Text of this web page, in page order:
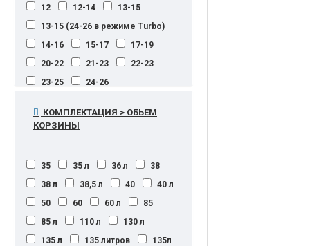
12
12-14
13-15
13-15 (24-26 в режиме Turbo)
14-16
15-17
17-19
20-22
21-23
22-23
23-25
24-26
25-27
26-28
27-29
КОМПЛЕКТАЦИЯ > ОБЬЕМ
КОРЗИНЫ
35 35 л 36 л
38
38 л
38,5 л 40
40 л
50
60 60 л
85
85 л
110 л
130 л
135 л
135 литров
135л